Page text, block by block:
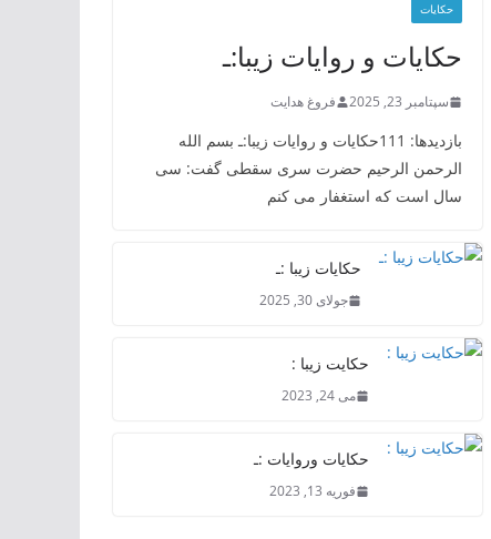
حکایات
حکایات و روایات زیبا:ـ
سپتامبر 23, 2025 فروغ هدایت
بازدیدها: 111حکایات و روایات زیبا:ـ بسم الله
الرحمن الرحیم حضرت سری سقطی گفت: سی
سال است که استغفار می کنم
حکایات زیبا :ـ
جولای 30, 2025
حکایت زیبا :
می 24, 2023
حکایات وروایات :ـ
فوریه 13, 2023